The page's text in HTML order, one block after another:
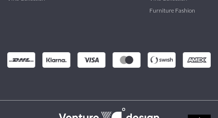
Furniture Fashion